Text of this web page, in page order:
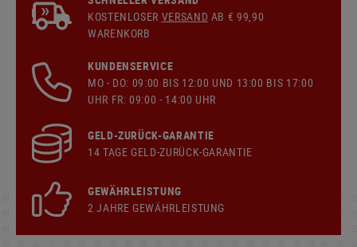
KOSTENLOSER VERSAND AB € 99,90
WARENKORB
KUNDENSERVICE
MO - DO: 09:00 BIS 12:00 UND 13:00 BIS 17:00
UHR FR: 09:00 - 14:00 UHR
GELD-ZURÜCK-GARANTIE
14 TAGE GELD-ZURÜCK-GARANTIE
GEWÄHRLEISTUNG
2 JAHRE GEWÄHRLEISTUNG